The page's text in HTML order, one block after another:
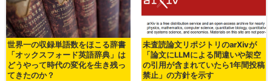
世界一の収録単語数をほこる辞書
「オックスフォード英語辞典」は
どうやって時代の変化を生き残っ
てきたのか？
未査読論文リポジトリのarXivが
「論文にLLMによる間違いや架空
の引用が含まれていたら1年間投稿
禁止」の方針を示す